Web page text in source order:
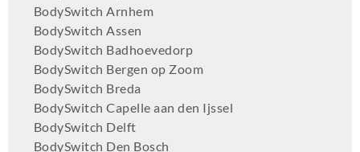
BodySwitch Arnhem
BodySwitch Assen
BodySwitch Badhoevedorp
BodySwitch Bergen op Zoom
BodySwitch Breda
BodySwitch Capelle aan den Ijssel
BodySwitch Delft
BodySwitch Den Bosch